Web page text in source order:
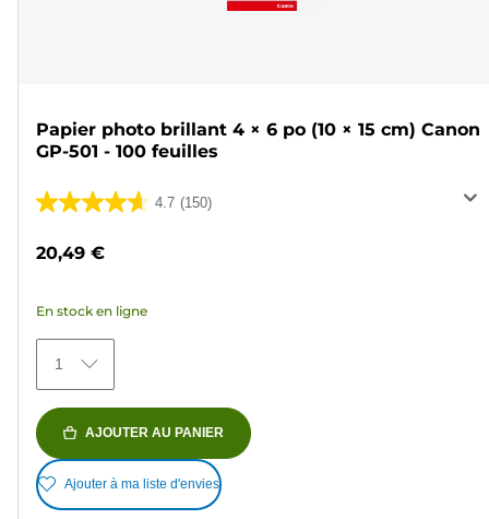
Papier photo brillant 4 × 6 po (10 × 15 cm) Canon
GP-501 - 100 feuilles
4.7 (150)
4.7
150
avis
20,49 €
En stock en ligne
1
AJOUTER AU PANIER
Ajouter à ma liste d'envies